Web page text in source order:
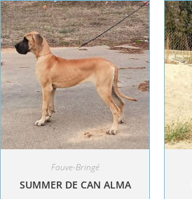
Fauve-Bringé
SUMMER DE CAN ALMA